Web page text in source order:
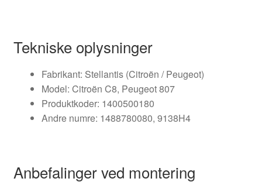
Tekniske oplysninger
Fabrikant: Stellantis (Citroën / Peugeot)
Model: Citroën C8, Peugeot 807
Produktkoder: 1400500180
Andre numre: 1488780080, 9138H4
Anbefalinger ved montering